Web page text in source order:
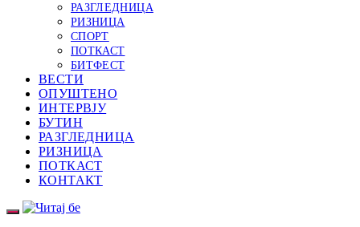
РАЗГЛЕДНИЦА
РИЗНИЦА
СПОРТ
ПОТКАСТ
БИТФЕСТ
ВЕСТИ
ОПУШТЕНО
ИНТЕРВЈУ
БУТИН
РАЗГЛЕДНИЦА
РИЗНИЦА
ПОТКАСТ
КОНТАКТ